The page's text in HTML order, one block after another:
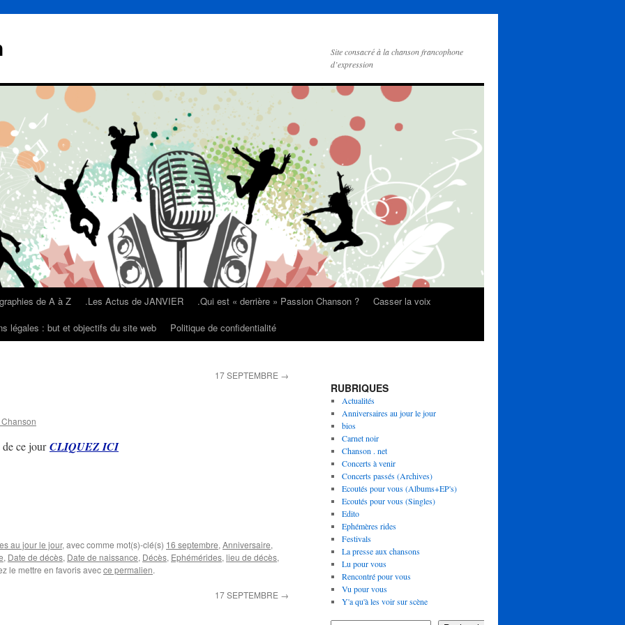
Site consacré à la chanson francophone
d’expression
de A à Z .Les Actus de JANVIER .Qui est « derrière » Passion Chanson ?
Casser la voix
légales : but et objectifs du site web Politique de confidentialité
17 SEPTEMBRE →
de ce jour CLIQUEZ ICI
au jour le jour, avec comme mot(s)-clé(s) 16 septembre, Anniversaire,
, Date de décès, Date de naissance, Décès, Ephémérides, lieu de décès,
le mettre en favoris avecce permalien.
17 SEPTEMBRE →
RUBRIQUES
Actualités
Anniversaires au jour le jour
bios
Carnet noir
Chanson . net
Concerts à venir
Concerts passés (Archives)
Ecoutés pour vous (Albums+EP's)
Ecoutés pour vous (Singles)
Edito
Ephémères rides
Festivals
La presse aux chansons
Lu pour vous
Rencontré pour vous
Vu pour vous
Y'a qu'à les voir sur scène